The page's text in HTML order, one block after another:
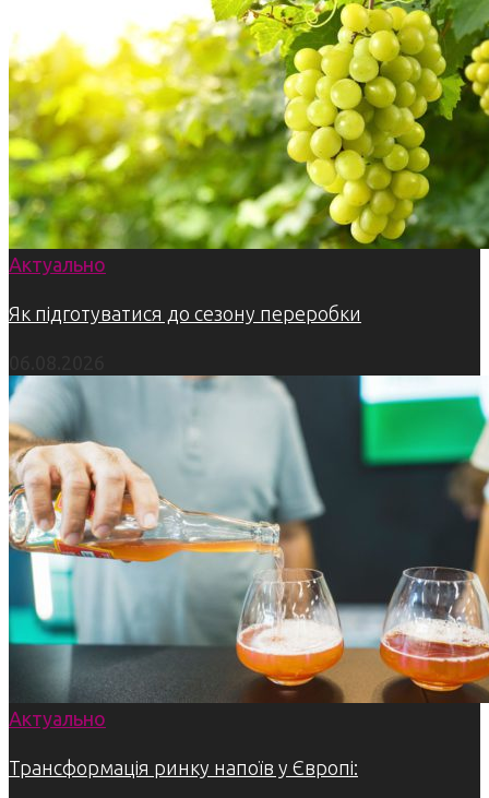
Актуально
Як підготуватися до сезону переробки
Актуально
Трансформація ринку напоїв у Європі: